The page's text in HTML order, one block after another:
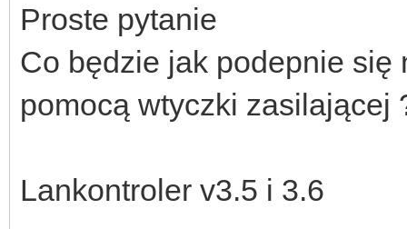
Proste pytanie
Co będzie jak podepnie
pomocą wtyczki zasilającej
Lankontroler v3.5 i 3.6